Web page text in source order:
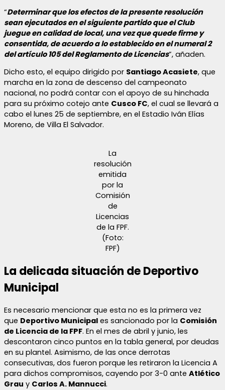
“Determinar que los efectos de la presente resolución
sean ejecutados en el siguiente partido que el Club
juegue en calidad de local, una vez que quede firme y
consentida, de acuerdo a lo establecido en el numeral 2
del artículo 105 del Reglamento de Licencias”, añaden.
Dicho esto, el equipo dirigido por Santiago Acasiete, que
marcha en la zona de descenso del campeonato
nacional, no podrá contar con el apoyo de su hinchada
para su próximo cotejo ante Cusco FC, el cual se llevará a
cabo el lunes 25 de septiembre, en el Estadio Iván Elías
Moreno, de Villa El Salvador.
La
resolución
emitida
por la
Comisión
de
Licencias
de la FPF.
(Foto:
FPF)
La delicada situación de Deportivo
Municipal
Es necesario mencionar que esta no es la primera vez
que Deportivo Municipal es sancionado por la Comisión
de Licencia de la FPF. En el mes de abril y junio, les
descontaron cinco puntos en la tabla general, por deudas
en su plantel. Asimismo, de las once derrotas
consecutivas, dos fueron porque les retiraron la Licencia A
para dichos compromisos, cayendo por 3-0 ante Atlético
Grau y Carlos A. Mannucci.